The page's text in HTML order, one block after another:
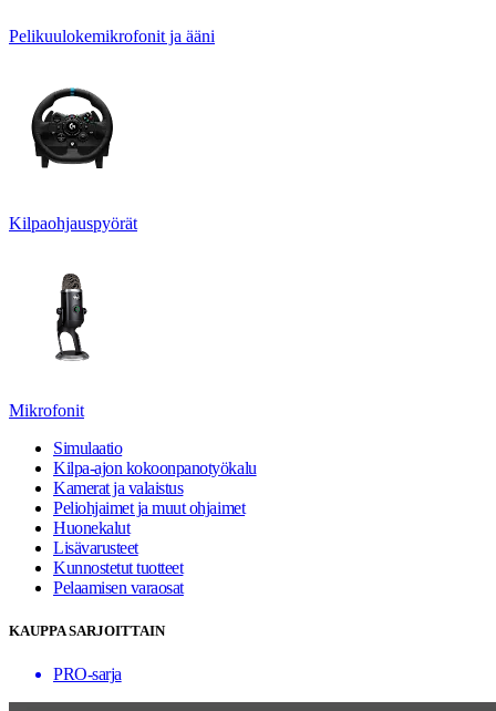
Pelikuulokemikrofonit ja ääni
Kilpaohjauspyörät
Mikrofonit
Simulaatio
Kilpa-ajon kokoonpanotyökalu
Kamerat ja valaistus
Peliohjaimet ja muut ohjaimet
Huonekalut
Lisävarusteet
Kunnostetut tuotteet
Pelaamisen varaosat
KAUPPA SARJOITTAIN
PRO-sarja